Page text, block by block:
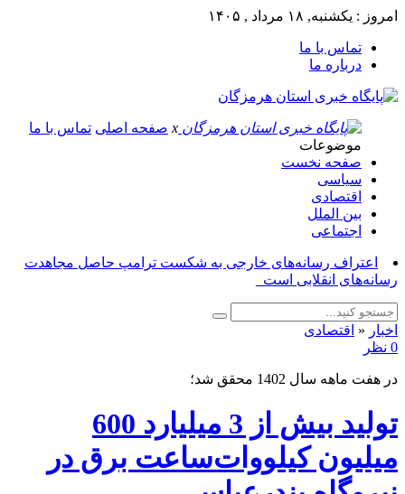
امروز : یکشنبه, ۱۸ مرداد , ۱۴۰۵
تماس با ما
درباره ما
x صفحه اصلی تماس با ما
موضوعات
صفحه نخست
سیاسی
اقتصادی
بین الملل
اجتماعی
اعتراف رسانه‌های خارجی به شکست ترامپ حاصل مجاهدت
رسانه‌های انقلابی است_
اخبار « اقتصادی
0 نظر
در هفت ماهه سال 1402 محقق شد؛
تولید بیش از 3 میلیارد 600
میلیون کیلووات‌ساعت برق در